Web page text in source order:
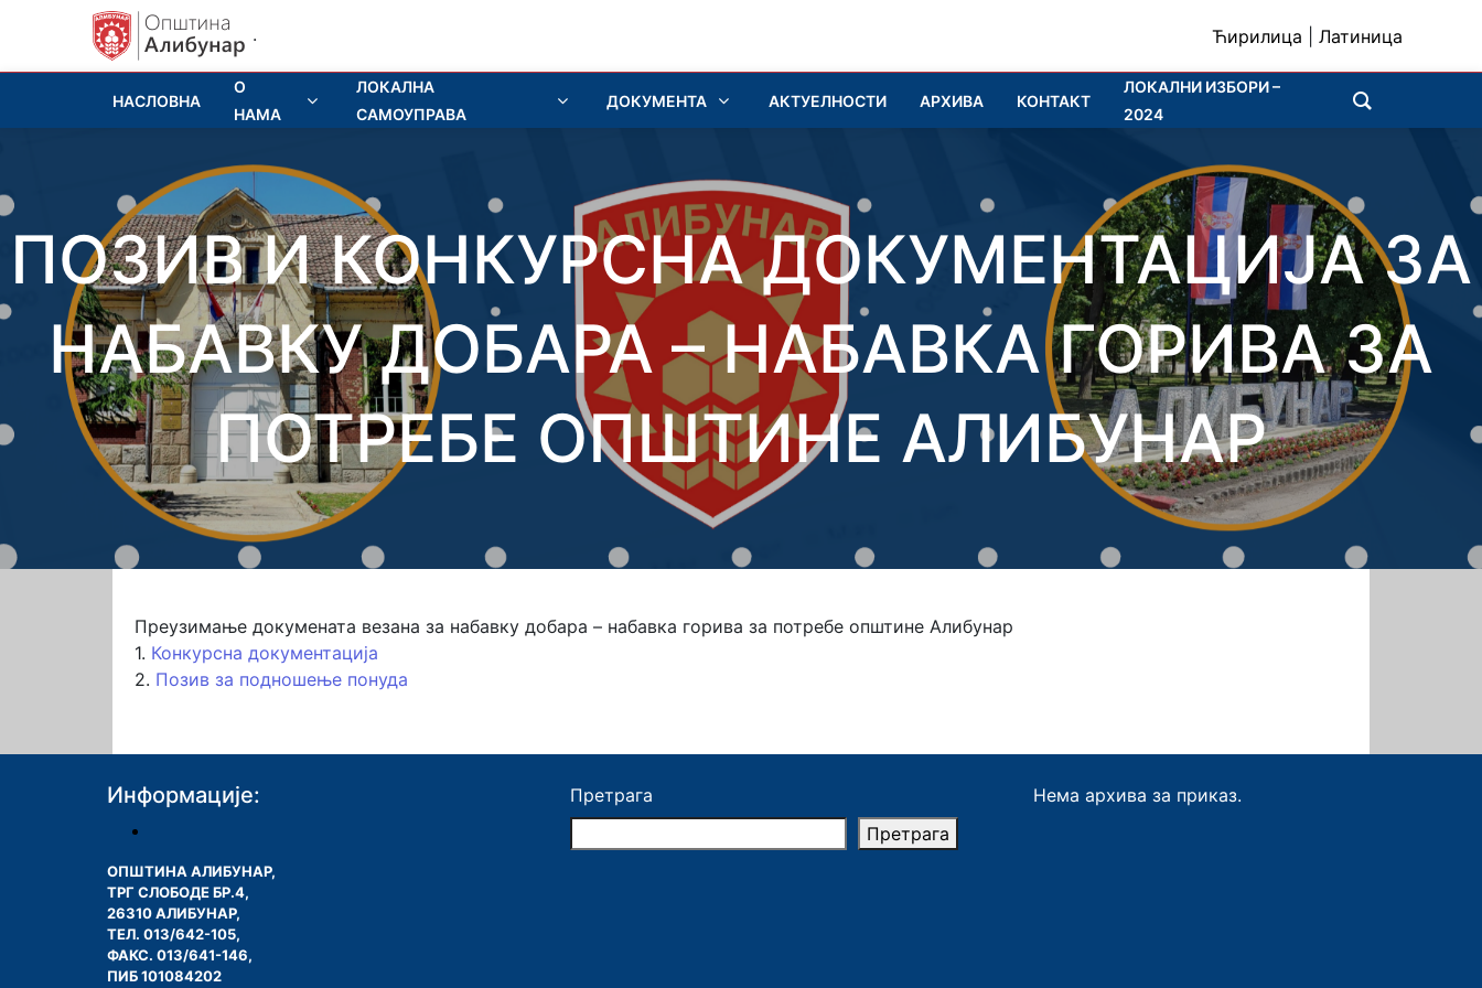
. Ћирилица Латиница
НАСЛОВНА
О
НАМА
ЛОКАЛНА
САМОУПРАВА
ДОКУМЕНТА АКТУЕЛНОСТИ АРХИВА КОНТАКТ
ЛОКАЛНИ ИЗБОРИ –
2024
ПОЗИВ И КОНКУРСНА ДОКУМЕНТАЦИЈА ЗА
НАБАВКУ ДОБАРА – НАБАВКА ГОРИВА ЗА
ПОТРЕБЕ ОПШТИНЕ АЛИБУНАР
Преузимање докумената везана за набавку добара – набавка горива за потребе општине Алибунар
1. Конкурсна документација
2. Позив за подношење понуда
Информације:
ОПШТИНА АЛИБУНАР,
ТРГ СЛОБОДЕ БР.4,
26310 АЛИБУНАР,
ТЕЛ. 013/642-105,
ФАКС. 013/641-146,
ПИБ 101084202
Претрага
Претрага
Нема архива за приказ.